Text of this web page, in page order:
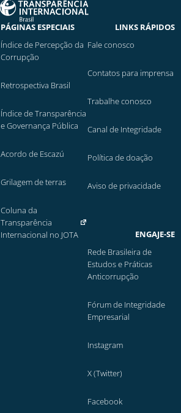
PÁGINAS ESPECIAIS
Índice de Percepção da
Corrupção
Retrospectiva Brasil
Índice de Transparência
e Governança Pública
Acordo de Escazú
Grilagem de terras
Coluna da
Transparência
Internacional no JOTA
LINKS RÁPIDOS
Fale conosco
Contatos para imprensa
Trabalhe conosco
Canal de Integridade
Política de doação
Aviso de privacidade
ENGAJE-SE
Rede Brasileira de
Estudos e Práticas
Anticorrupção
Fórum de Integridade
Empresarial
Instagram
X (Twitter)
Facebook